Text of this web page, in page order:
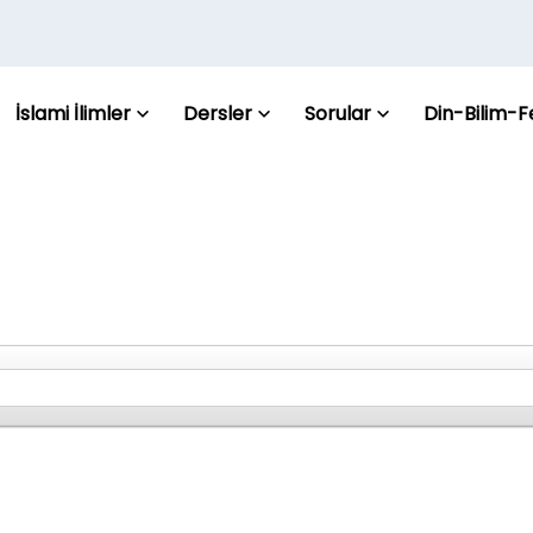
İslami İlimler Dersler Sorular Din-Bilim-